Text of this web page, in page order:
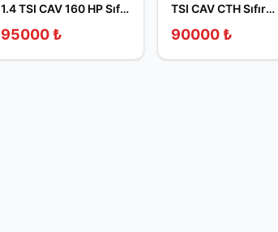
1.4 TSI CAV 160 HP Sıfır
95000 ₺
TSI CAV CTH Sıfır
90000 ₺